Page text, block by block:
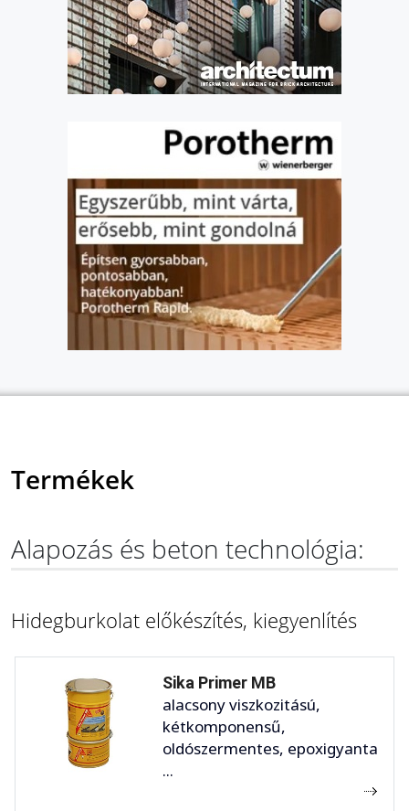
Termékek
Alapozás és beton technológia:
Hidegburkolat előkészítés, kiegyenlítés
Sika Primer MB
alacsony viszkozitású,
kétkomponensű,
oldószermentes, epoxigyanta
...